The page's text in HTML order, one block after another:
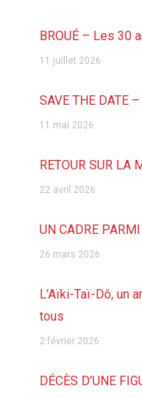
BROUÉ – Les 30
11 juillet 2026
SAVE THE DATE
11 mai 2026
RETOUR SUR LA
22 avril 2026
UN CADRE
26 mars 2026
L’Aïki-Taï-Dô, un
tous
2 février 2026
DÉCÈS D’UNE